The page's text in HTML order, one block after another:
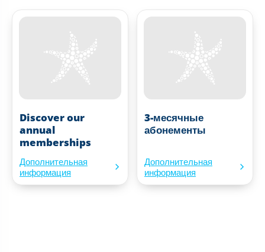
Discover our
annual
memberships
Дополнительная
информация
3-месячные
абонементы
Дополнительная
информация